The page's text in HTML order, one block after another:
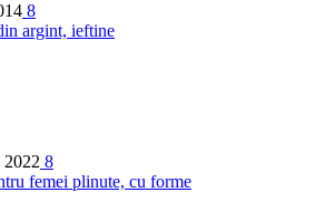
8
argint, ieftine
2022 8
femei plinute, cu forme